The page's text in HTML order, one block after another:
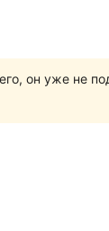
он уже не